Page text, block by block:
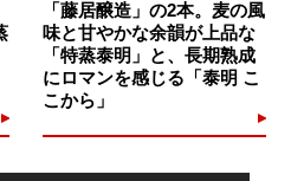
「藤居醸造」の2本。麦の風
味と甘やかな余韻が上品な
「特蒸泰明」と、長期熟成
にロマンを感じる「泰明 こ
こから」